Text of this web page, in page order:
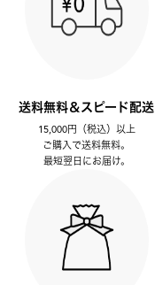
送料無料＆スピード配送
15,000円（税込）以上
ご購入で送料無料。
最短翌日にお届け。